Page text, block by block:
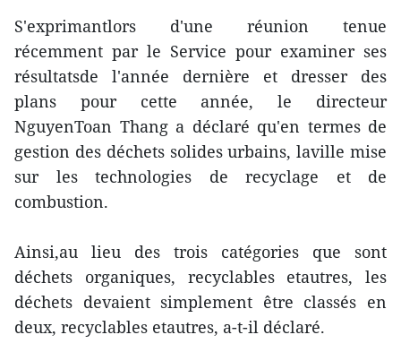
S'exprimantlors d'une réunion tenue
récemment par le Service pour examiner ses
résultatsde l'année dernière et dresser des
plans pour cette année, le directeur
NguyenToan Thang a déclaré qu'en termes de
gestion des déchets solides urbains, laville mise
sur les technologies de recyclage et de
combustion.
Ainsi,au lieu des trois catégories que sont
déchets organiques, recyclables etautres, les
déchets devaient simplement être classés en
deux, recyclables etautres, a-t-il déclaré.